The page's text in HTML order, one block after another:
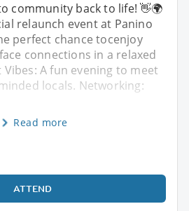
community back to life! 👋🌍
relaunch event at Panino
perfect chance tocenjoy
connections in a relaxed
A fun evening to meet
locals. Networking:
Read more
ATTEND